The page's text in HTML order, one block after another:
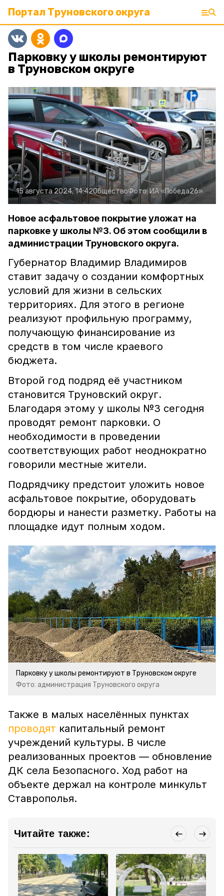
Портал Труновского округа
Парковку у школы ремонтируют
в Труновском округе
15 августа 2024, 14:42ОбществоФото:ИА «Победа26»
Новое асфальтовое покрытие уложат на
парковке у школы №3. Об этом сообщили в
администрации Труновского округа.
Губернатор Владимир Владимиров
ставит задачу о создании комфортных
условий для жизни в сельских
территориях. Для этого в регионе
реализуют профильную программу,
получающую финансирование из
средств в том числе краевого
бюджета.
Второй год подряд её участником
становится Труновский округ.
Благодаря этому у школы №3 сегодня
проводят ремонт парковки. О
необходимости в проведении
соответствующих работ неоднократно
говорили местные жители.
Подрядчику предстоит уложить новое
асфальтовое покрытие, оборудовать
бордюры и нанести разметку. Работы на
площадке идут полным ходом.
Парковку у школы ремонтируют в Труновском округе
Фото: администрация Труновского округа
Также в малых населённых пунктах
проводят капитальный ремонт
учреждений культуры. В числе
реализованных проектов — обновление
ДК села Безопасного. Ход работ на
объекте держал на контроле минкульт
Ставрополья.
Читайте также: